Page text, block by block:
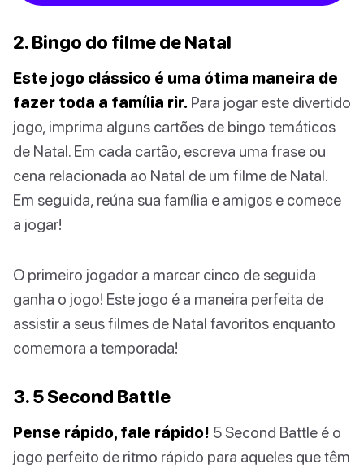
2. Bingo do filme de Natal
Este jogo clássico é uma ótima maneira de
fazer toda a família rir. Para jogar este divertido
jogo, imprima alguns cartões de bingo temáticos
de Natal. Em cada cartão, escreva uma frase ou
cena relacionada ao Natal de um filme de Natal.
Em seguida, reúna sua família e amigos e comece
a jogar!
O primeiro jogador a marcar cinco de seguida
ganha o jogo! Este jogo é a maneira perfeita de
assistir a seus filmes de Natal favoritos enquanto
comemora a temporada!
3. 5 Second Battle
Pense rápido, fale rápido! 5 Second Battle é o
jogo perfeito de ritmo rápido para aqueles que têm